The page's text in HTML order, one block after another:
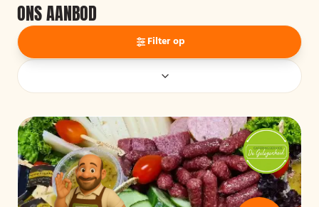
ONS AANBOD
Filter op